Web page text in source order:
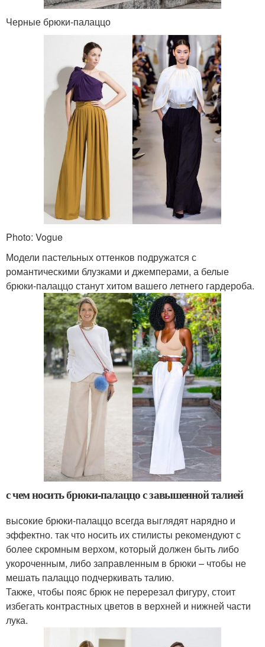
Черные брюки-палаццо
Photo: Vogue
Модели пастельных оттенков подружатся с
романтическими блузками и джемперами, а белые
брюки-палаццо станут хитом вашего летнего гардероба.
с чем носить брюки-палаццо с завышенной талией
высокие брюки-палаццо всегда выглядят нарядно и
эффектно. так что носить их стилисты рекомендуют с
более скромным верхом, который должен быть либо
укороченным, либо заправленным в брюки – чтобы не
мешать палаццо подчеркивать талию.
Также, чтобы пояс брюк не перерезал фигуру, стоит
избегать контрастных цветов в верхней и нижней части
лука.